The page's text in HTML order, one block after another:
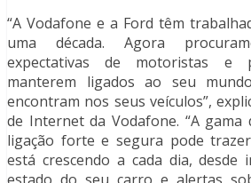
“A Vodafone e a Ford têm
uma década. Agora
expectativas de motoristas e
manterem ligados ao seu
encontram nos seus veículos”,
de Internet da Vodafone. “A gama
ligação forte e segura pode
está crescendo a cada dia, desde